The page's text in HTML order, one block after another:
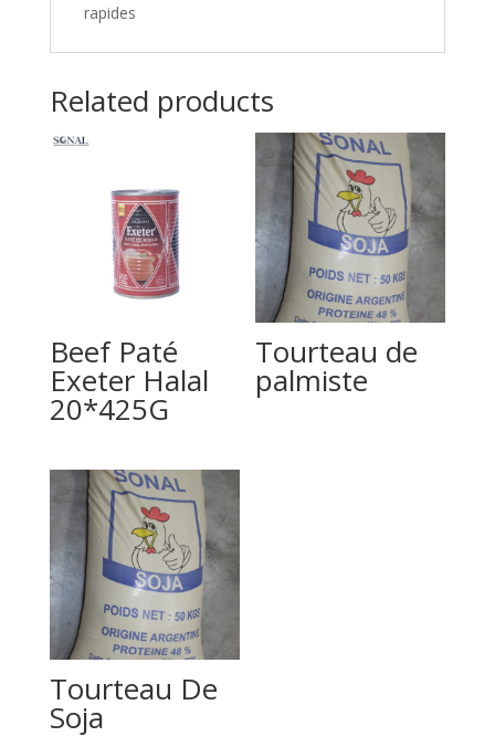
rapides
Related products
Beef Paté
Exeter Halal
20*425G
Tourteau de
palmiste
Tourteau De
Soja